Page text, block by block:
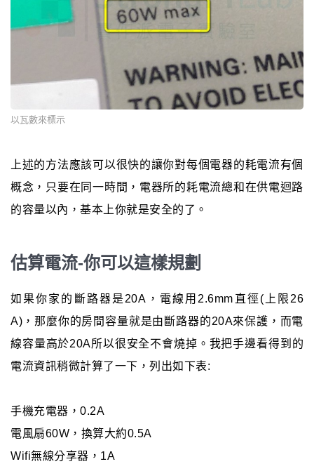
以瓦數來標示
上述的方法應該可以很快的讓你對每個電器的耗電流有個
概念，只要在同一時間，電器所的耗電流總和在供電迴路
的容量以內，基本上你就是安全的了。
估算電流-你可以這樣規劃
如果你家的斷路器是20A，電線用2.6mm直徑(上限26
A)，那麼你的房間容量就是由斷路器的20A來保護，而電
線容量高於20A所以很安全不會燒掉。我把手邊看得到的
電流資訊稍微計算了一下，列出如下表:
手機充電器，0.2A
電風扇60W，換算大約0.5A
Wifi無線分享器，1A